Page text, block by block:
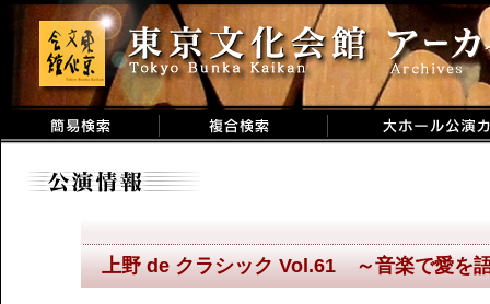
上野 de クラシック Vol.61 ～音楽で愛を